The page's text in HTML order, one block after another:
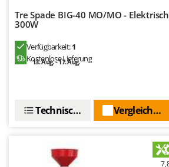
Sunseeker
T
Tecla
TecnoGen
Telwin
Titania
Tre Spade BIG-40 MO/MO -
300W
Verfügbarkeit:1
Kostenlose Lieferung
13. Aug. - 17. Aug.
Vergleichen
Technische Daten